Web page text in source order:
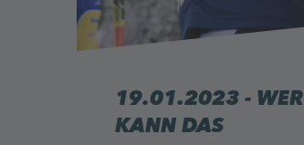
19.01.2023 - WER
KANN DAS